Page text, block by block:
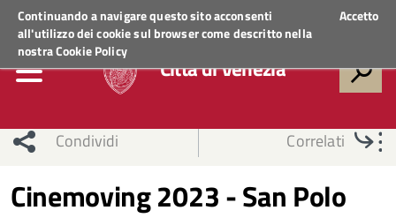
Continuando a navigare questo sito acconsenti
all'utilizzo dei cookie sul browser come descritto nella
nostraCookie Policy
Accetto
Regione VenetoACCEDI AI SERVIZI
Città di Venezia
Condividi Correlati
Cinemoving 2023 - San Polo